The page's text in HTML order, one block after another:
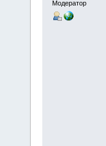
Модератор